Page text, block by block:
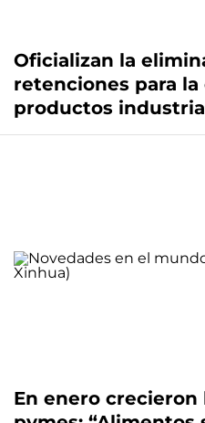
Oficializan la
retenciones para
productos
En enero